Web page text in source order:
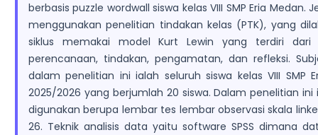
berbasis puzzle wordwall siswa kelas VIII SMP Eria Medan.
menggunakan penelitian tindakan kelas (PTK), yang
siklus memakai model Kurt Lewin yang terdiri
perencanaan, tindakan, pengamatan, dan refleksi.
dalam penelitian ini ialah seluruh siswa kelas VIII SMP
2025/2026 yang berjumlah 20 siswa. Dalam penelitian
digunakan berupa lembar tes lembar observasi skala
26. Teknik analisis data yaitu software SPSS dimana